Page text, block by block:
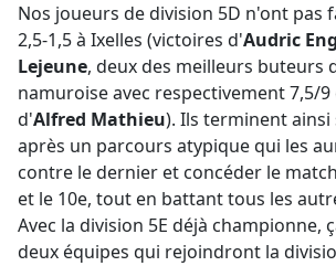
Nos joueurs de division 5D n'ont pas
2,5-1,5 à Ixelles (victoires d'Audric
Lejeune, deux des meilleurs buteurs
namuroise avec respectivement 7,5/
d'Alfred Mathieu). Ils terminent
après un parcours atypique qui les
contre le dernier et concéder le
et le 10e, tout en battant tous les
Avec la division 5E déjà championne,
deux équipes qui rejoindront la